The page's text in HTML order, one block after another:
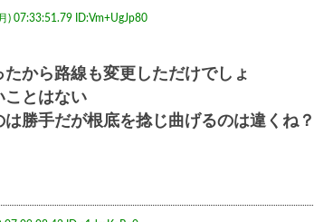
) 07:33:51.79 ID:Vm+UgJp80
から路線も変更しただけでしょ
ことはない
勝手だが根底を捻じ曲げるのは違くね？